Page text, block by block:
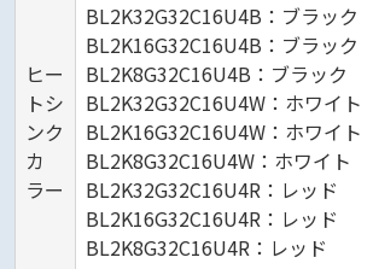
ヒー
トシ
ンク
カ
ラー
BL2K32G32C16U4B：ブラック
BL2K16G32C16U4B：ブラック
BL2K8G32C16U4B：ブラック
BL2K32G32C16U4W：ホワイト
BL2K16G32C16U4W：ホワイト
BL2K8G32C16U4W：ホワイト
BL2K32G32C16U4R：レッド
BL2K16G32C16U4R：レッド
BL2K8G32C16U4R：レッド